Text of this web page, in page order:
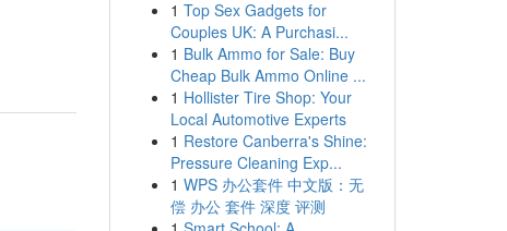
1 Top Sex Gadgets for
Couples UK: A Purchasi...
1 Bulk Ammo for Sale: Buy
Cheap Bulk Ammo Online ...
1 Hollister Tire Shop: Your
Local Automotive Experts
1 Restore Canberra's Shine:
Pressure Cleaning Exp...
1 WPS 办公套件 中文版：无
偿 办公 套件 深度 评测